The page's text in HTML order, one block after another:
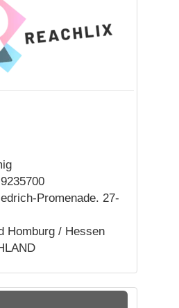
Promenade. 27-
Homburg / Hessen